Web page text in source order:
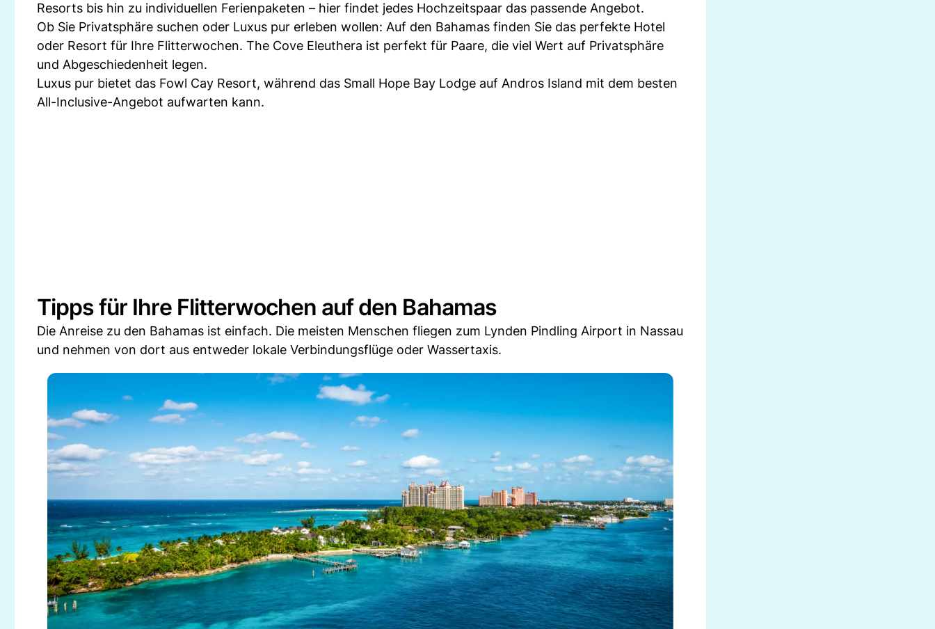
Resorts bis hin zu individuellen Ferienpaketen – hier findet jedes Hochzeitspaar das passende Angebot.
Ob Sie Privatsphäre suchen oder Luxus pur erleben wollen: Auf den Bahamas finden Sie das perfekte Hotel
oder Resort für Ihre Flitterwochen. The Cove Eleuthera ist perfekt für Paare, die viel Wert auf Privatsphäre
und Abgeschiedenheit legen.
Luxus pur bietet das Fowl Cay Resort, während das Small Hope Bay Lodge auf Andros Island mit dem besten
All-Inclusive-Angebot aufwarten kann.
Tipps für Ihre Flitterwochen auf den Bahamas
Die Anreise zu den Bahamas ist einfach. Die meisten Menschen fliegen zum Lynden Pindling Airport in Nassau
und nehmen von dort aus entweder lokale Verbindungsflüge oder Wassertaxis.